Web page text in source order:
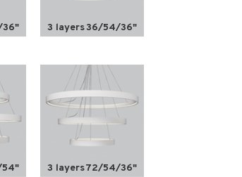
3 layers36/54/36"
3 layers72/54/36"